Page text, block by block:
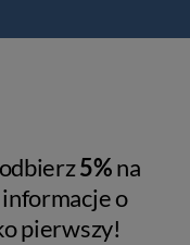
5%na
o
pierwszy!